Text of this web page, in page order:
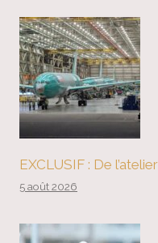
EXCLUSIF : De
5 août 2026